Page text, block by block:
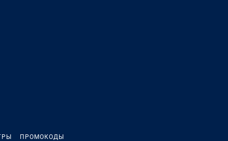
ПРОМОКОДЫ